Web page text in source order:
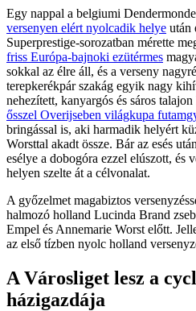
Egy nappal a belgiumi
versenyen elért nyolcadik helye után
Superprestige-sorozatban mérette
friss Európa-bajnoki ezütérmes
sokkal az élre áll, és a verseny
terepkerékpár szakág egyik nagy
nehezített, kanyargós és sáros
ősszel Overijseben világkupa
bringással is, aki harmadik helyért
Worsttal akadt össze. Bár az esés
esélye a dobogóra ezzel elúszott, és
helyen szelte át a célvonalat.
A győzelmet magabiztos
halmozó holland Lucinda Brand
Empel és Annemarie Worst előtt.
az első tízben nyolc holland
A Városliget lesz a
házigazdája